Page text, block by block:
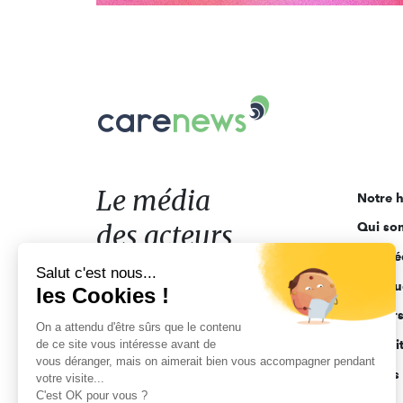
Le
acteurs
de
l'engagement
Le média
des acteurs
de l'engagement
Notre
Qui
Ligne
Salut c'est nous...
les Cookies !
On a attendu d'être sûrs que le contenu
de ce site vous intéresse avant de
vous déranger, mais on aimerait bien vous accompagner pendant
votre visite...
C'est OK pour vous ?